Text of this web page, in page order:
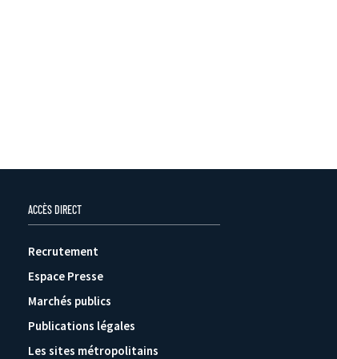
ACCÈS DIRECT
Recrutement
Espace Presse
Marchés publics
Publications légales
Les sites métropolitains